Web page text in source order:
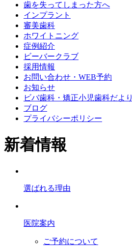
歯を失ってしまった方へ
インプラント
審美歯科
ホワイトニング
症例紹介
ビーバークラブ
採用情報
お問い合わせ・WEB予約
お知らせ
ビバ歯科・矯正小児歯科だより
ブログ
プライバシーポリシー
新着情報
選ばれる理由
医院案内
ご予約について